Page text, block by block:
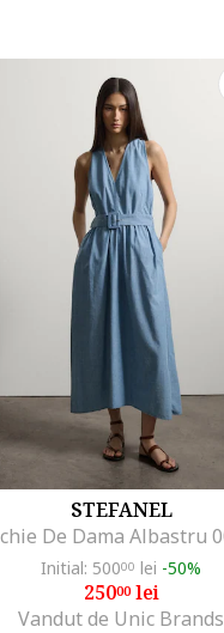
STEFANEL
Initial: 50000 lei -50%
25000lei
Vandut de Unic Brands